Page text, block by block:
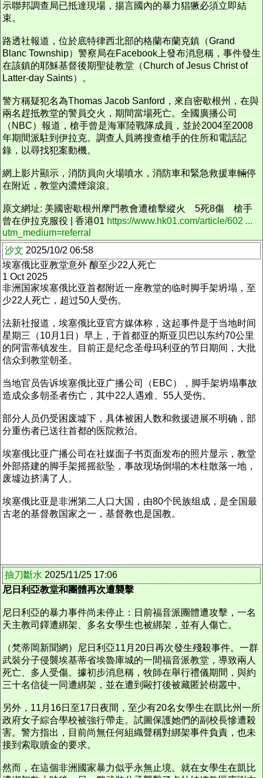
示聯邦調查局已抵達現場，揚言國內的暴力猖獗必須立即結
束。
路透社報道，位於底特律西北部的格蘭布蘭克鎮（Grand
Blanc Township）警察局在Facebook上發布消息稱，事件發生
在該鎮的耶穌基督後期聖徒教堂（Church of Jesus Christ of
Latter-day Saints）。
警方稱疑犯名為Thomas Jacob Sanford，來自密歇根州，在與
兩名趕抵教堂的警員交火，期間當場死亡。全國廣播公司
（NBC）報道，槍手曾是海軍陸戰隊成員，並於2004至2008
年期間派駐到伊拉克。調查人員將搜查槍手的住所和電話記
錄，以尋找犯案動機。
網上影片顯示，消防員向火場噴水，消防車和緊急救援車輛停
在附近，教堂內濃煙滾滾。
原文網址: 美國密歇根州摩門教會遭槍擊縱火 5死8傷 槍手
曾在伊拉克服役 | 香港01 https://www.hk01.com/article/602 ...
utm_medium=referral
沙文 2025/10/2 06:58
埃塞俄比亚教堂意外 酿至少22人死亡
1 Oct 2025
非洲国家埃塞俄比亚首都附近一座教堂的临时脚手架坍塌，至
少22人死亡，超过50人受伤。
法新社报道，埃塞俄比亚官方媒体称，这起事件是于当地时间
星期三（10月1日）早上，于首都亚的斯亚贝巴以东约70公里
的阿雷蒂镇发生。目前正是纪念圣母玛利亚的节日期间，大批
信众到教堂朝圣。
当地官员告诉埃塞俄比亚广播公司（EBC），脚手架坍塌事故
造成众多朝圣者伤亡，其中22人遇难、55人受伤。
部分人员仍受困废墟下，具体被困人数和救援进展不明确，部
分重伤者已送往首都的医院救治。
埃塞俄比亚广播公司在社媒面子书页面发布的照片显示，教堂
外部搭建的脚手架摇摇欲坠，事故现场倒塌的木柱散落一地，
废墟边挤满了人。
埃塞俄比亚是非洲第二人口大国，由80个民族组成，是全国最
古老的基督教国家之一，基督教也是国教。
抽刀斷水 2025/11/25 17:06
尼日利亞教堂和團體再次遭襲擊
尼日利亞的暴力事件尚未停止：日前福音派團體遭攻擊，一名
天主教司鐸遭綁架、多名女學生也被綁架，並有人傷亡。
（梵蒂岡新聞網）尼日利亞11月20日再次發生殘殺事件。一群
武裝分子侵襲埃基蒂省埃魯庫城的一間福音派教堂，導致兩人
死亡、多人受傷。據初步消息稱，牧師在舉行禮儀期間，與約
三十名信徒一同遭綁架，並在遭到毆打後被藏匿於樹叢中。
另外，11月16日至17日夜間，至少有20名女學生在凱比州一所
政府女子綜合學校被強行帶走。試圖保護她們的副校長慘遭殺
害。警方指出，目前尚無任何組織聲稱對綁架事件負責，也未
接到索取贖金的要求。
然而，在這個非洲國家暴力似乎永無止境。就在女學生在凱比